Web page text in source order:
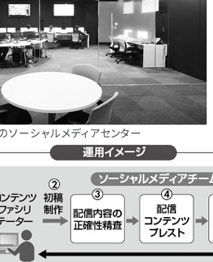
ーシャルメディアセンター